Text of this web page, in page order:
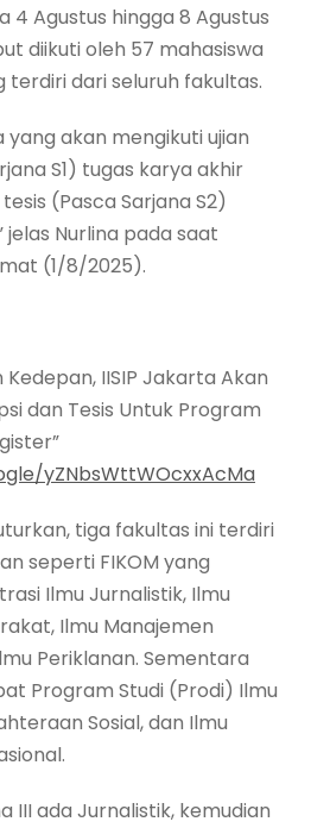
4 Agustus hingga 8 Agustus
diikuti oleh 57 mahasiswa
terdiri dari seluruh fakultas.
yang akan mengikuti ujian
S1) tugas karya akhir
(Pasca Sarjana S2)
jelas Nurlina pada saat
(1/8/2025).
Kedepan, IISIP Jakarta Akan
dan Tesis Untuk Program
yZNbsWttWOcxxAcMa
tiga fakultas ini terdiri
seperti FIKOM yang
Ilmu Jurnalistik, Ilmu
Ilmu Manajemen
Periklanan. Sementara
Program Studi (Prodi) Ilmu
Sosial, dan Ilmu
III ada Jurnalistik, kemudian